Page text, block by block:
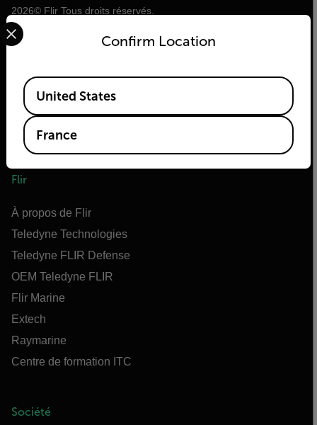
2026© Flir Tous droits réservés.
Flir
À propos de Flir
Teledyne Technologies
Teledyne FLIR Defense
OEM Teledyne FLIR
Flir Marine
Extech
Raymarine
Centre de formation ITC
Société
Confirm Location
Select your preferred country and language from the
Available Locations
United States
France